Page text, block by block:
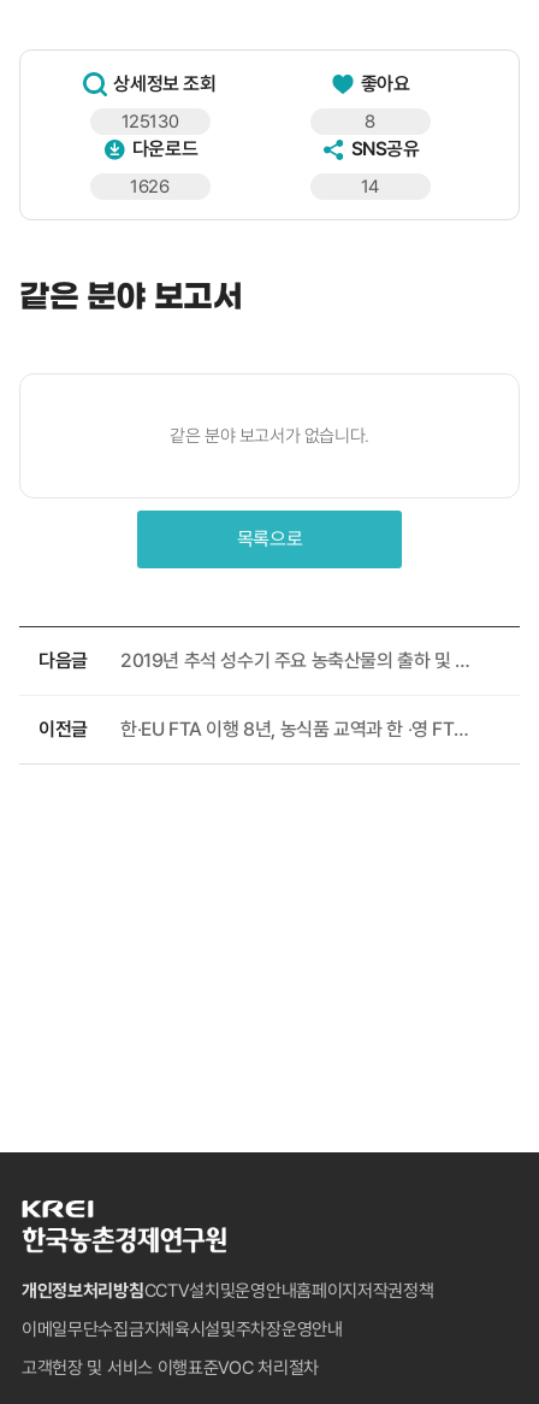
상세정보 조회
125130
좋아요
8
다운로드
1626
SNS공유
14
같은 분야 보고서
같은 분야 보고서가 없습니다.
목록으로
다음글 2019년 추석 성수기 주요 농축산물의 출하 및 가격 전망
이전글 한‧EU FTA 이행 8년, 농식품 교역과 한 ‧영 FTA 추진
한
국
촌
경
제
연
개인정보처리방침CCTV설치및운영안내홈페이지저작권정책
이메일무단수집금지체육시설및주차장운영안내
고객헌장 및 서비스 이행표준VOC 처리절차